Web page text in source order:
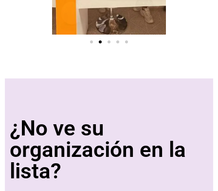
¿No ve su
organización en la
lista?